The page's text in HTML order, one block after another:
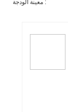
معينة الودجة :